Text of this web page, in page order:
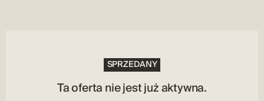
SPRZEDANY
Ta oferta nie jest już aktywna.